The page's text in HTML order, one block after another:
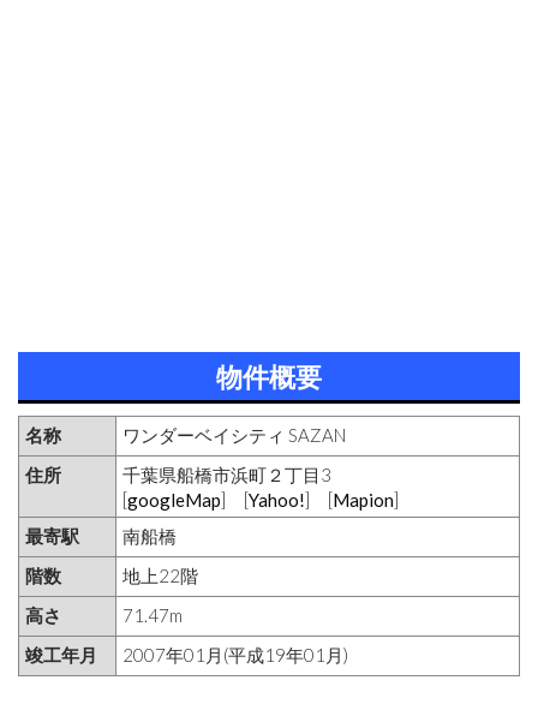
物件概要
名称
ワンダーベイシティ SAZAN
住所
千葉県船橋市浜町２丁目3
[googleMap] [Yahoo!] [Mapion]
最寄駅
南船橋
階数
地上22階
高さ
71.47m
竣工年月
2007年01月(平成19年01月)